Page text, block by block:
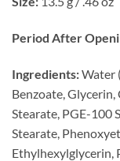
Period After
Ingredients:Water
Benzoate,
Stearate, PGE-100
Stearate,
Ethylhexylglycerin,